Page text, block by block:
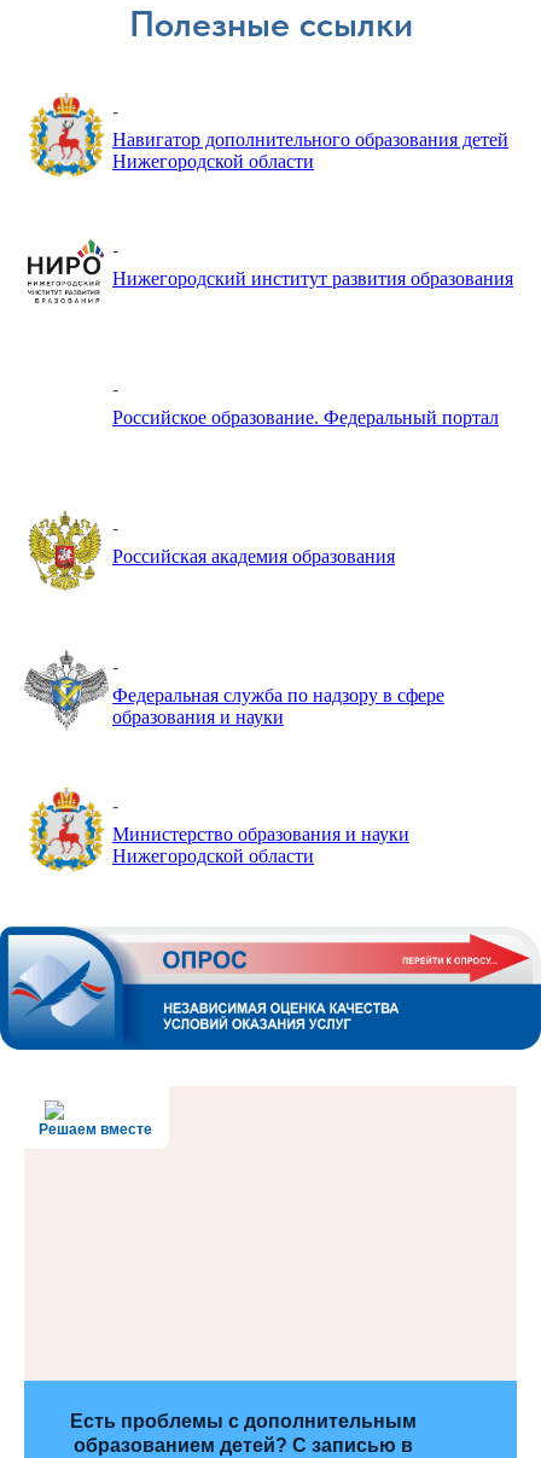
Полезные ссылки
-
Навигатор дополнительного образования детей
Нижегородской области
-
Нижегородский институт развития образования
-
Российское образование. Федеральный портал
-
Российская академия образования
-
Федеральная служба по надзору в сфере
образования и науки
-
Министерство образования и науки
Нижегородской области
Решаем вместе
Есть проблемы с дополнительным
образованием детей? С записью в